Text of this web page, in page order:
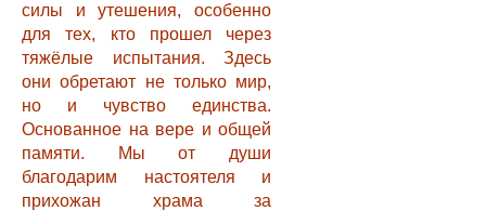
силы и утешения, особенно
для тех, кто прошел через
тяжёлые испытания. Здесь
они обретают не только мир,
но и чувство единства.
Основанное на вере и общей
памяти. Мы от души
благодарим настоятеля и
прихожан храма за